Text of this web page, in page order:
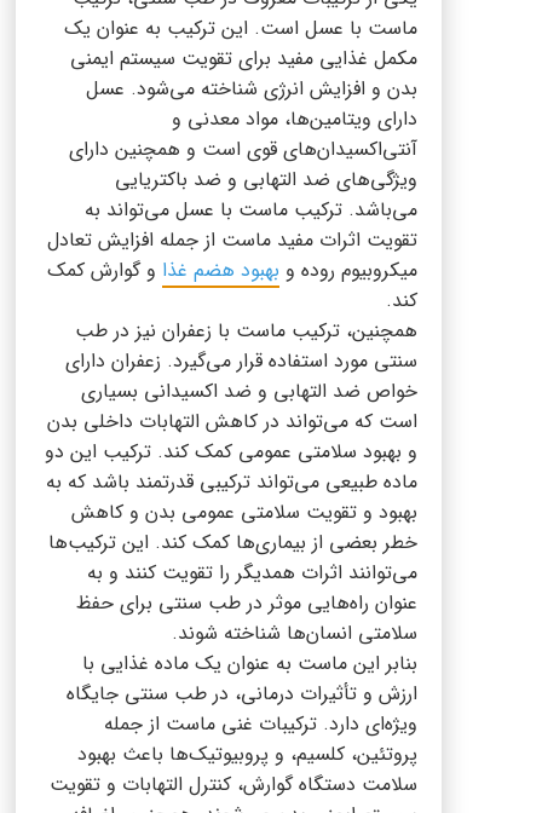
ماست با عسل است. این ترکیب به عنوان یک
مکمل غذایی مفید برای تقویت سیستم ایمنی
بدن و افزایش انرژی شناخته می‌شود. عسل
دارای ویتامین‌ها، مواد معدنی و
آنتی‌اکسیدان‌های قوی است و همچنین دارای
ویژگی‌های ضد التهابی و ضد باکتریایی
می‌باشد. ترکیب ماست با عسل می‌تواند به
تقویت اثرات مفید ماست از جمله افزایش تعادل
میکروبیوم روده و بهبود هضم غذا و گوارش کمک
کند.
همچنین، ترکیب ماست با زعفران نیز در طب
سنتی مورد استفاده قرار می‌گیرد. زعفران دارای
خواص ضد التهابی و ضد اکسیدانی بسیاری
است که می‌تواند در کاهش التهابات داخلی بدن
و بهبود سلامتی عمومی کمک کند. ترکیب این دو
ماده طبیعی می‌تواند ترکیبی قدرتمند باشد که به
بهبود و تقویت سلامتی عمومی بدن و کاهش
خطر بعضی از بیماری‌ها کمک کند. این ترکیب‌ها
می‌توانند اثرات همدیگر را تقویت کنند و به
عنوان راه‌هایی موثر در طب سنتی برای حفظ
سلامتی انسان‌ها شناخته شوند.
بنابر این ماست به عنوان یک ماده غذایی با
ارزش و تأثیرات درمانی، در طب سنتی جایگاه
ویژه‌ای دارد. ترکیبات غنی ماست از جمله
پروتئین، کلسیم، و پروبیوتیک‌ها باعث بهبود
سلامت دستگاه گوارش، کنترل التهابات و تقویت